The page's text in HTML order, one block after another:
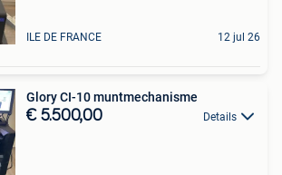
ILE DE FRANCE 12 jul 26
Glory CI-10 muntmechanisme
€ 5.500,00 Details